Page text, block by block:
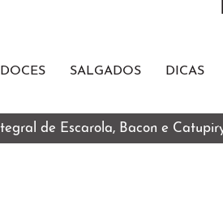
DOCES SALGADOS DICAS
de Escarola, Bacon e